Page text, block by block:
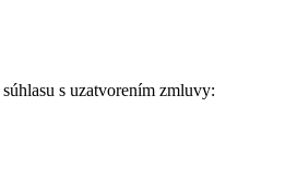
s uzatvorením zmluvy: